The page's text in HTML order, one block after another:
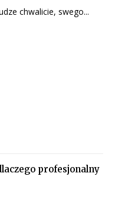
chwalicie, swego...
profesjonalny